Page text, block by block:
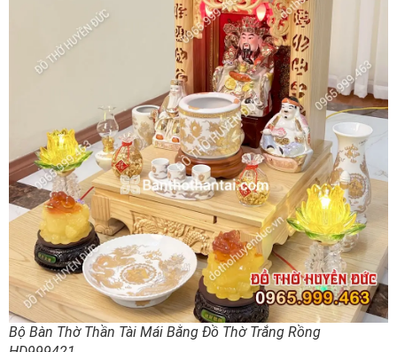
Bộ Bàn Thờ Thần Tài Mái Bằng Đồ Thờ Trắng Rồng